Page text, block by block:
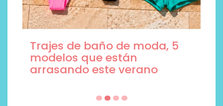
Trajes de baño de moda, 5
modelos que están
arrasando este verano